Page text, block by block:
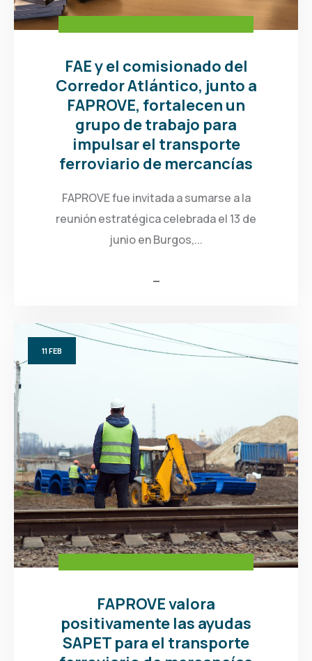
FAE y el comisionado del
Corredor Atlántico, junto a
FAPROVE, fortalecen un
grupo de trabajo para
impulsar el transporte
ferroviario de mercancías
FAPROVE fue invitada a sumarse a la
reunión estratégica celebrada el 13 de
junio en Burgos,...
11FEB
FAPROVE valora
positivamente las ayudas
SAPET para el transporte